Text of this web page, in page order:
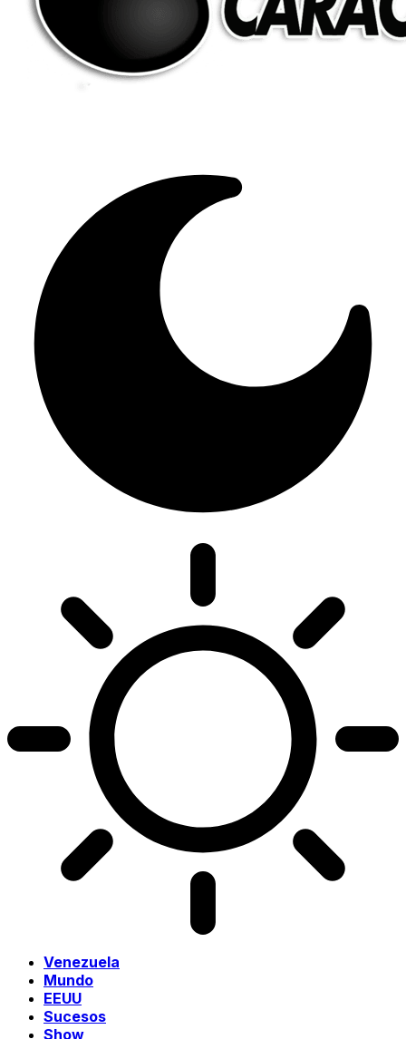
Venezuela
Mundo
EEUU
Sucesos
Show